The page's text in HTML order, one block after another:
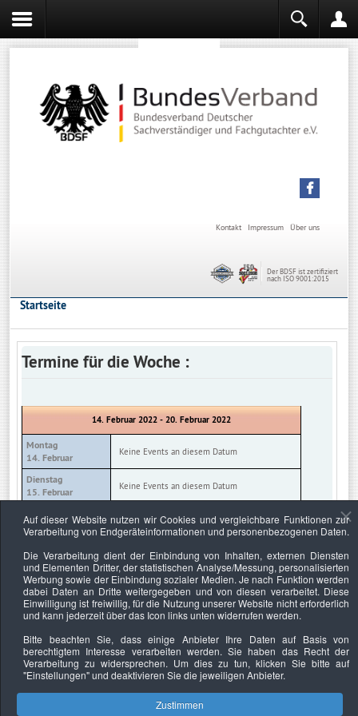
Über uns
Impressum
Kontakt
Der BDSF ist zertifiziert
nach ISO 9001:2015
Startseite
Termine für die Woche :
14. Februar 2022 - 20. Februar 2022
Montag
14. Februar
Keine Events an diesem Datum
Dienstag
15. Februar
Keine Events an diesem Datum
Mittwoch
16. Februar
Keine Events an diesem Datum
17. Februar
Keine Events an diesem Datum
Freitag
18. Februar
Keine Events an diesem Datum
Samstag
Sonntag
20. Februar
Keine Events an diesem Datum
Auf dieser Website nutzen wir Cookies und vergleichbare Funktionen zur
Verarbeitung von Endgeräteinformationen und personenbezogenen Daten.
Die Verarbeitung dient der Einbindung von Inhalten, externen Diensten
und Elementen Dritter, der statistischen Analyse/Messung, personalisierten
Werbung sowie der Einbindung sozialer Medien. Je nach Funktion werden
dabei Daten an Dritte weitergegeben und von diesen verarbeitet. Diese
Einwilligung ist freiwillig, für die Nutzung unserer Website nicht erforderlich
und kann jederzeit über das Icon links unten widerrufen werden.
Bitte beachten Sie, dass einige Anbieter Ihre Daten auf Basis von
berechtigtem Interesse verarbeiten werden. Sie haben das Recht der
Verarbeitung zu widersprechen. Um dies zu tun, klicken Sie bitte auf
"Einstellungen"und deaktivieren Sie die jeweiligen Anbieter.
Zustimmen